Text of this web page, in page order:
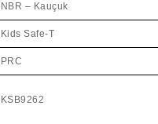
NBR – Kauçuk
Kids Safe-T
PRC
KSB9262